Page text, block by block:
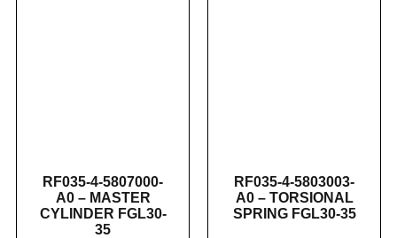
RF035-4-5807000-
A0 – MASTER
CYLINDER FGL30-
35
RF035-4-5803003-
A0 – TORSIONAL
SPRING FGL30-35